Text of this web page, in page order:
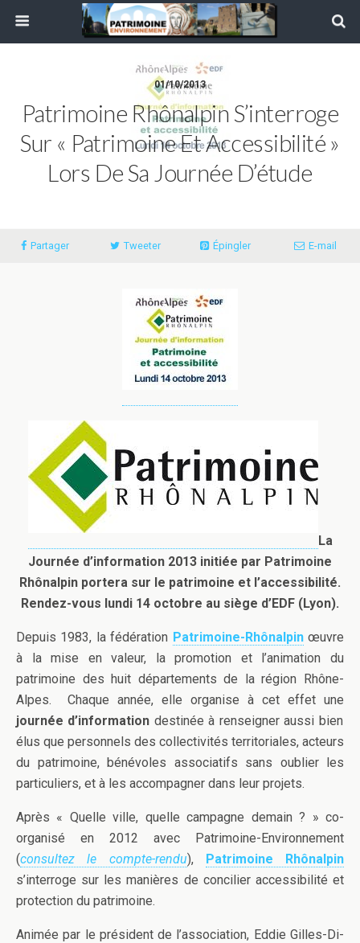
01/10/2013
Patrimoine Rhônalpin S’interroge
Sur « Patrimoine Et Accessibilité »
Lors De Sa Journée D’étude
Partager Tweeter Épingler E-mail
La
Journée d’information 2013 initiée par Patrimoine
Rhônalpin portera sur le patrimoine et l’accessibilité.
Rendez-vous lundi 14 octobre au siège d’EDF (Lyon).
Depuis 1983, la fédération Patrimoine-Rhônalpinœuvre
à la mise en valeur, la promotion et l’animation du
patrimoine des huit départements de la région Rhône-
Alpes. Chaque année, elle organise à cet effet une
journée d’information destinée à renseigner aussi bien
élus que personnels des collectivités territoriales, acteurs
du patrimoine, bénévoles associatifs sans oublier les
particuliers, et à les accompagner dans leur projets.
Après « Quelle ville, quelle campagne demain ? » co-
organisé en 2012 avec Patrimoine-Environnement
(consultez le compte-rendu), Patrimoine Rhônalpin
s’interroge sur les manières de concilier accessibilité et
protection du patrimoine.
Animée par le président de l’association, Eddie Gilles-Di-